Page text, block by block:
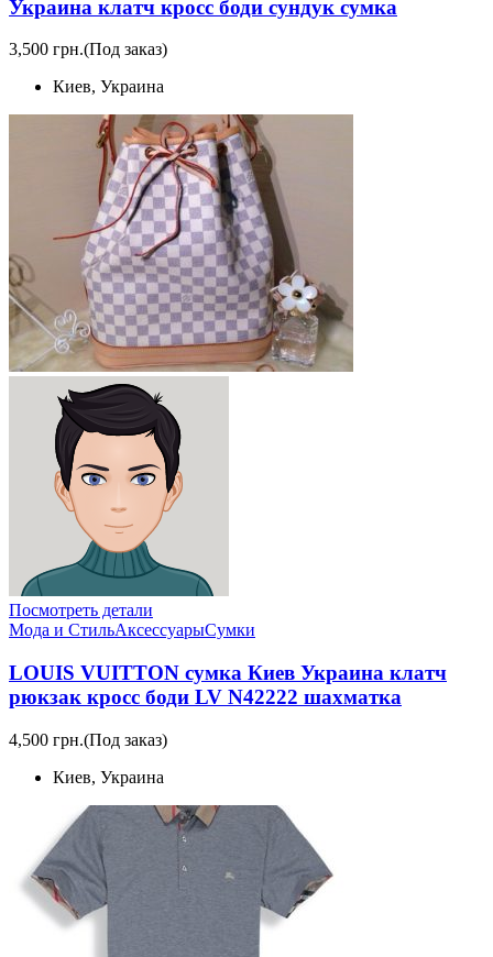
Украина клатч кросс боди сундук сумка
3,500 грн.(Под заказ)
Киев, Украина
Посмотреть детали
Мода и СтильАксессуарыСумки
LOUIS VUITTON сумка Киев Украина клатч
рюкзак кросс боди LV N42222 шахматка
4,500 грн.(Под заказ)
Киев, Украина